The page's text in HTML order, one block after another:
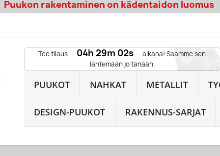
Puukon rakentaminen on kädentaidon luomus
Tee tilaus -- 04h 29m 00s -- aikana! Saamme sen
lähtemään jo tänään.
PUUKOT NAHKAT METALLIT
DESIGN-PUUKOT RAKENNUS-SARJAT